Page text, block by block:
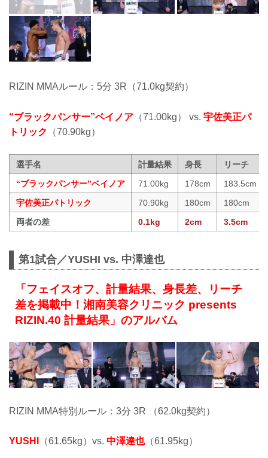
RIZIN MMAルール：5分 3R（71.0kg契約）
“ブラックパンサー”ベイノア （71.00kg） vs. 宇佐美正パ
トリック
（70.90kg）
選手名 計量結果 身長
リーチ
“ブラックパンサー”ベイノア
71.00kg 178cm
183.5cm
宇佐美正パトリック
70.90kg 180cm
180cm
両者の差
0.1kg 2cm 3.5cm
第1試合／YUSHI vs. 中澤達也
「フェイスオフ、計量結果、身長差、リーチ
差を掲載中！湘南美容クリニック presents
RIZIN.40 計量結果」のアルバム
RIZIN MMA特別ルール：3分 3R （62.0kg契約）
YUSHI （61.65kg）vs. 中澤達也（61.95kg）